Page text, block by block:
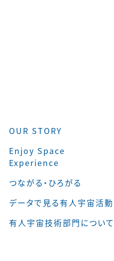
OUR STORY
Enjoy Space
Experience
つながる・ひろがる
データで見る有人宇宙活動
有人宇宙技術部門について